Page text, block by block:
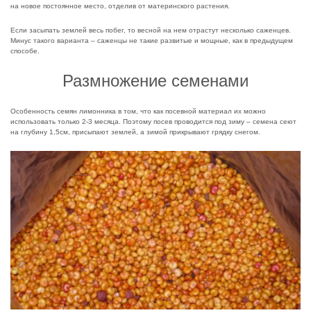
на новое постоянное место, отделив от материнского растения.
Если засыпать землей весь побег, то весной на нем отрастут несколько саженцев.
Минус такого варианта – саженцы не такие развитые и мощные, как в предыдущем
способе.
Размножение семенами
Особенность семян лимонника в том, что как посевной материал их можно
использовать только 2-3 месяца. Поэтому посев проводится под зиму – семена сеют
на глубину 1,5см, присыпают землей, а зимой прикрывают грядку снегом.